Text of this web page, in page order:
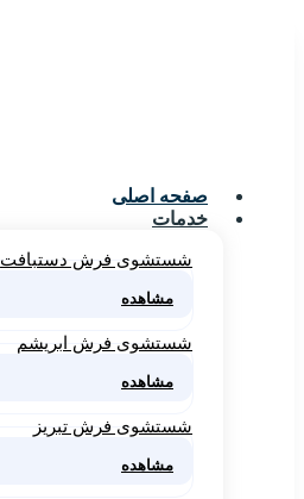
صفحه اصلی
خدمات
شستشوی فرش دستبافت
مشاهده
شستشوی فرش ابریشم
مشاهده
شستشوی فرش تبریز
مشاهده